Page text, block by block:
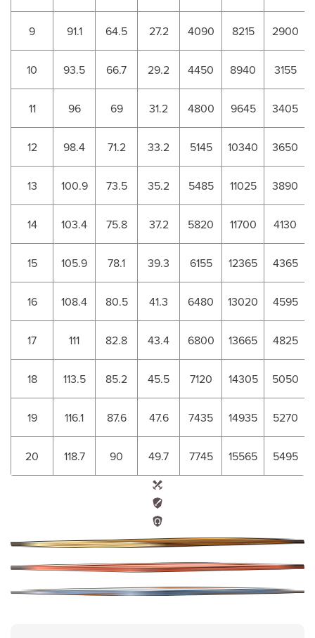
9 91.1 64.5 27.2 4090 8215 2900
10 93.5 66.7 29.2 4450 8940 3155
11 96 69 31.2 4800 9645 3405
12 98.4 71.2 33.2 5145 10340 3650
13 100.9 73.5 35.2 5485 11025 3890
14 103.4 75.8 37.2 5820 11700 4130
15 105.9 78.1 39.3 6155 12365 4365
16 108.4 80.5 41.3 6480 13020 4595
17 111 82.8 43.4 6800 13665 4825
18 113.5 85.2 45.5 7120 14305 5050
19 116.1 87.6 47.6 7435 14935 5270
20 118.7 90 49.7 7745 15565 5495